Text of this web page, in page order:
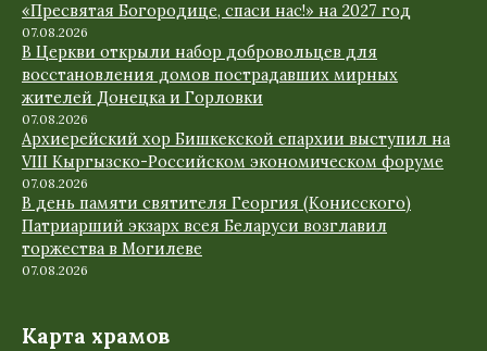
«Пресвятая Богородице, спаси нас!» на 2027 год
07.08.2026
В Церкви открыли набор добровольцев для
восстановления домов пострадавших мирных
жителей Донецка и Горловки
07.08.2026
Архиерейский хор Бишкекской епархии выступил на
VIII Кыргызско-Российском экономическом форуме
07.08.2026
В день памяти святителя Георгия (Конисского)
Патриарший экзарх всея Беларуси возглавил
торжества в Могилеве
07.08.2026
Карта храмов